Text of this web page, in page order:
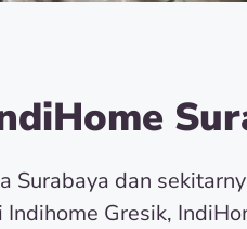
Surabaya dan
Gresik,